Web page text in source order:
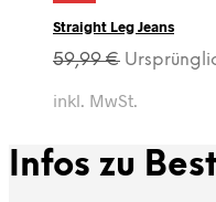
Straight Leg Jeans
59,99€
inkl. MwSt.
Infos zu